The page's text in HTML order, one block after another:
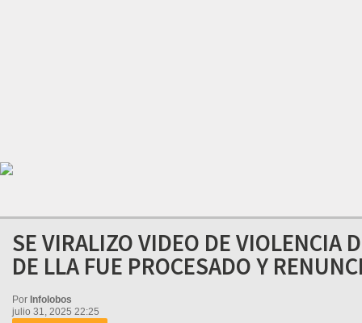
SE VIRALIZO VIDEO DE VIOLENCIA
DE LLA FUE PROCESADO Y
Por Infolobos
julio 31, 2025 22:25